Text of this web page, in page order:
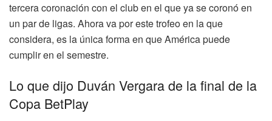
tercera coronación con el club en el que ya se coronó en
un par de ligas. Ahora va por este trofeo en la que
considera, es la única forma en que América puede
cumplir en el semestre.
Lo que dijo Duván Vergara de la final de la
Copa BetPlay